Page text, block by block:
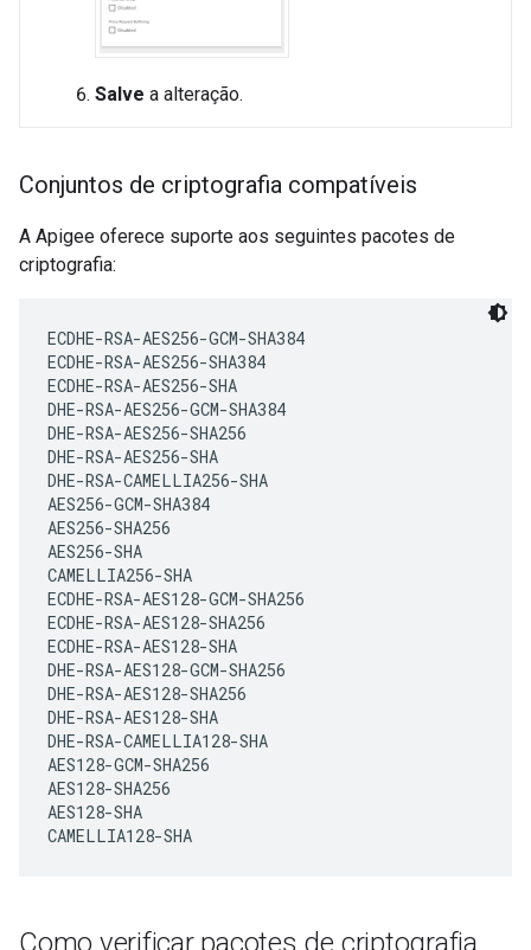
Salve a alteração.
Conjuntos de criptografia compatíveis
A Apigee oferece suporte aos seguintes pacotes de
criptografia:
ECDHE-RSA-AES256-GCM-SHA384
ECDHE-RSA-AES256-SHA384
ECDHE-RSA-AES256-SHA
DHE-RSA-AES256-GCM-SHA384
DHE-RSA-AES256-SHA256
DHE-RSA-AES256-SHA
DHE-RSA-CAMELLIA256-SHA
AES256-GCM-SHA384
AES256-SHA256
AES256-SHA
CAMELLIA256-SHA
ECDHE-RSA-AES128-GCM-SHA256
ECDHE-RSA-AES128-SHA256
ECDHE-RSA-AES128-SHA
DHE-RSA-AES128-GCM-SHA256
DHE-RSA-AES128-SHA256
DHE-RSA-AES128-SHA
DHE-RSA-CAMELLIA128-SHA
AES128-GCM-SHA256
AES128-SHA256
AES128-SHA
CAMELLIA128-SHA
Como verificar pacotes de criptografia